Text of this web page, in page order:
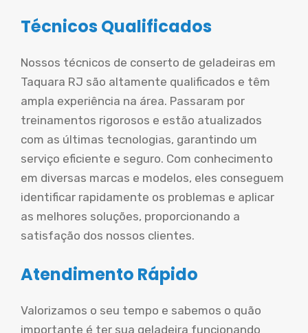
Técnicos Qualificados
Nossos técnicos de conserto de geladeiras em
Taquara RJ são altamente qualificados e têm
ampla experiência na área. Passaram por
treinamentos rigorosos e estão atualizados
com as últimas tecnologias, garantindo um
serviço eficiente e seguro. Com conhecimento
em diversas marcas e modelos, eles conseguem
identificar rapidamente os problemas e aplicar
as melhores soluções, proporcionando a
satisfação dos nossos clientes.
Atendimento Rápido
Valorizamos o seu tempo e sabemos o quão
importante é ter sua geladeira funcionando